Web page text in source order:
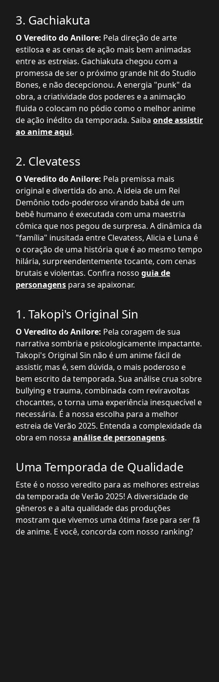
3. Gachiakuta
O Veredito do Anilore: Pela direção de arte
estilosa e as cenas de ação mais bem animadas
entre as estreias. Gachiakuta chegou com a
promessa de ser o próximo grande hit do Studio
Bones, e não decepcionou. A energia "punk" da
obra, a criatividade dos poderes e a animação
fluida o colocam no pódio como o melhor anime
de ação inédito da temporada. Saiba onde assistir
ao anime aqui.
2. Clevatess
O Veredito do Anilore: Pela premissa mais
original e divertida do ano. A ideia de um Rei
Demônio todo-poderoso virando babá de um
bebê humano é executada com uma maestria
cômica que nos pegou de surpresa. A dinâmica da
"família" inusitada entre Clevatess, Alicia e Luna é
o coração de uma história que é ao mesmo tempo
hilária, surpreendentemente tocante, com cenas
brutais e violentas. Confira nosso guia de
personagens para se apaixonar.
1. Takopi's Original Sin
O Veredito do Anilore: Pela coragem de sua
narrativa sombria e psicologicamente impactante.
Takopi's Original Sin não é um anime fácil de
assistir, mas é, sem dúvida, o mais poderoso e
bem escrito da temporada. Sua análise crua sobre
bullying e trauma, combinada com reviravoltas
chocantes, o torna uma experiência inesquecível e
necessária. É a nossa escolha para a melhor
estreia de Verão 2025. Entenda a complexidade da
obra em nossa análise de personagens.
Uma Temporada de Qualidade
Este é o nosso veredito para as melhores estreias
da temporada de Verão 2025! A diversidade de
gêneros e a alta qualidade das produções
mostram que vivemos uma ótima fase para ser fã
de anime. E você, concorda com nosso ranking?